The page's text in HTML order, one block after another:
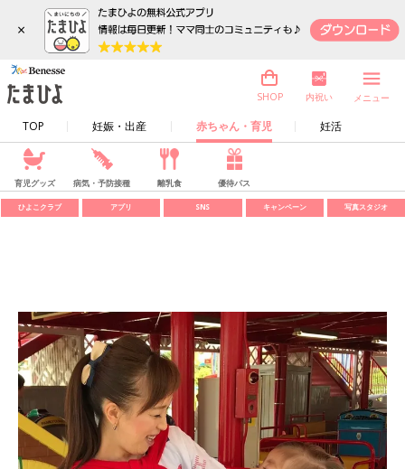
×
TOP 妊娠・出産 赤ちゃん・育児 妊活
SHOP 内祝い メニュー
育児グッズ 病気・予防接種 離乳食 優待パス
ひよこクラブ アプリ SNS キャンペーン 写真スタジオ